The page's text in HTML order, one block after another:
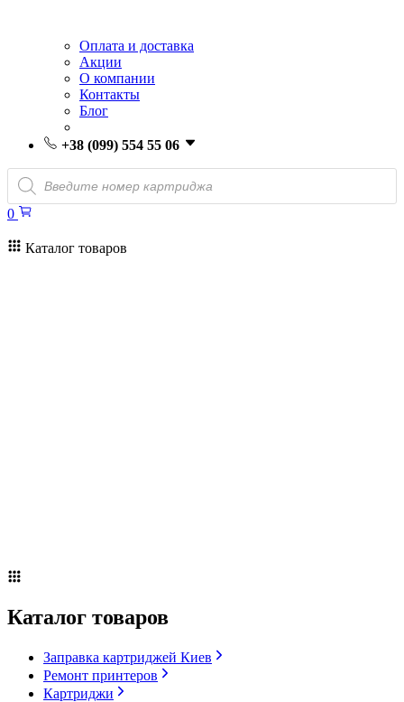
Оплата и доставка
Акции
О компании
Контакты
Блог
+38 (099) 554 55 06
Поиск
товаров
0
Каталог товаров
Каталог товаров
Заправка картриджей Киев
Ремонт принтеров
Картриджи